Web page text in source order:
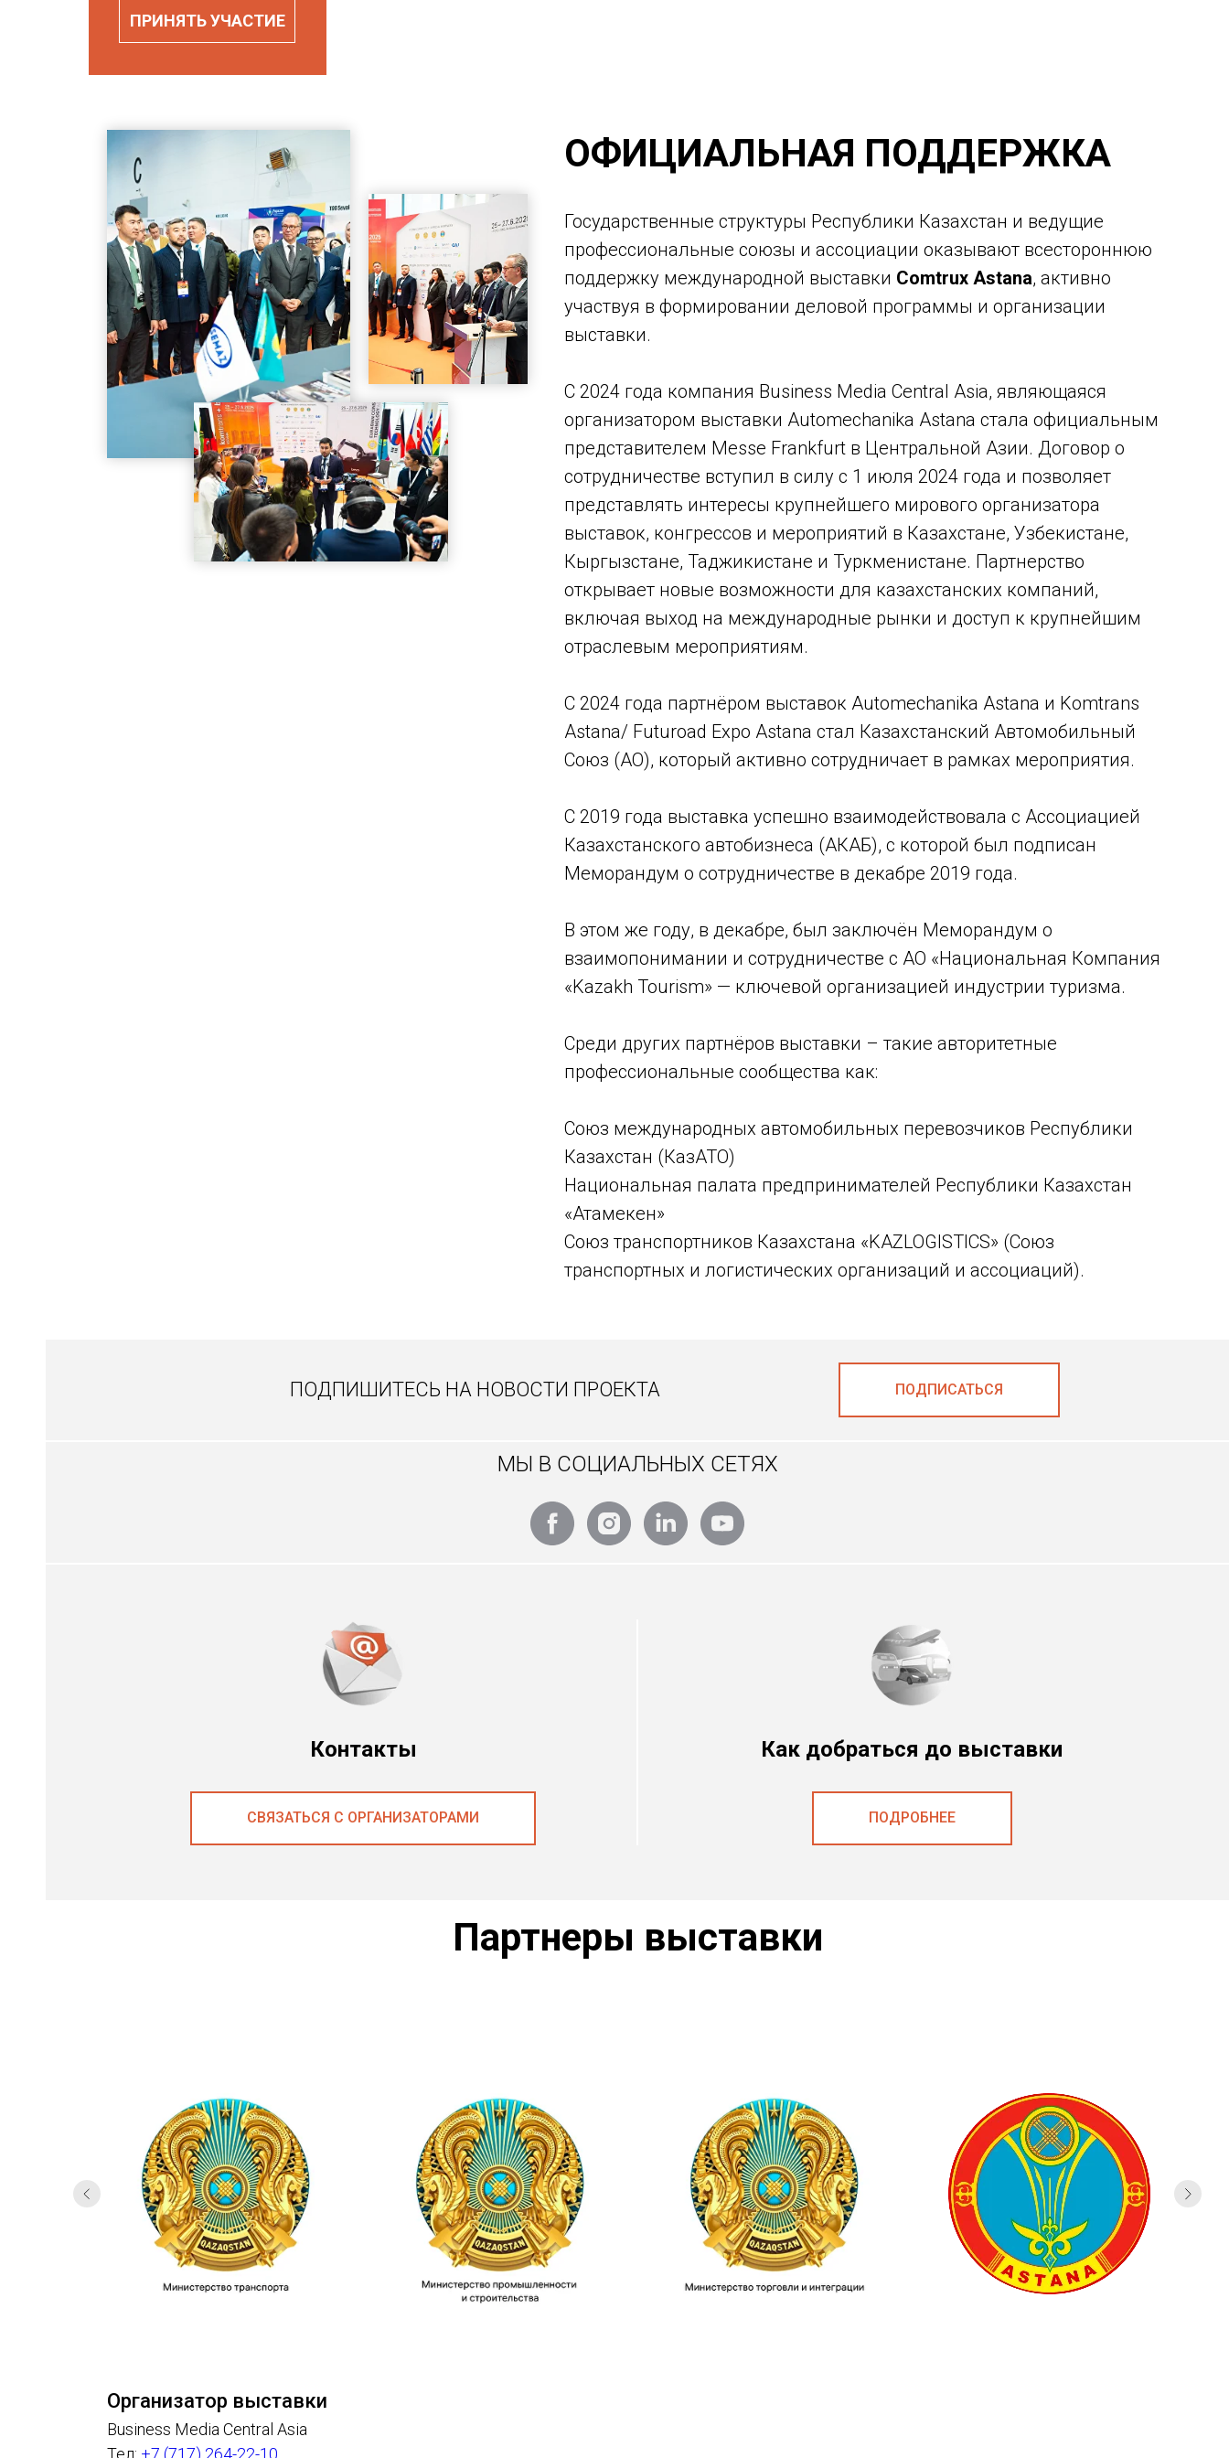
ПРИНЯТЬ УЧАСТИЕ
ОФИЦИАЛЬНАЯ ПОДДЕРЖКА
Государственные структуры Республики Казахстан и ведущие
профессиональные союзы и ассоциации оказывают всестороннюю
поддержку международной выставки Comtrux Astana, активно
участвуя в формировании деловой программы и организации
выставки.
С 2024 года компания Business Media Central Asia, являющаяся
организатором выставки Automechanika Astana стала официальным
представителем Messe Frankfurt в Центральной Азии. Договор о
сотрудничестве вступил в силу с 1 июля 2024 года и позволяет
представлять интересы крупнейшего мирового организатора
выставок, конгрессов и мероприятий в Казахстане, Узбекистане,
Кыргызстане, Таджикистане и Туркменистане. Партнерство
открывает новые возможности для казахстанских компаний,
включая выход на международные рынки и доступ к крупнейшим
отраслевым мероприятиям.
С 2024 года партнёром выставок Automechanika Astana и Komtrans
Astana/ Futuroad Expo Astana стал Казахстанский Автомобильный
Союз (ҚАО), который активно сотрудничает в рамках мероприятия.
С 2019 года выставка успешно взаимодействовала с Ассоциацией
Казахстанского автобизнеса (АКАБ), с которой был подписан
Меморандум о сотрудничестве в декабре 2019 года.
В этом же году, в декабре, был заключён Меморандум о
взаимопонимании и сотрудничестве с АО «Национальная Компания
«Kazakh Tourism» — ключевой организацией индустрии туризма.
Среди других партнёров выставки – такие авторитетные
профессиональные сообщества как:
Союз международных автомобильных перевозчиков Республики
Казахстан (КазАТО)
Национальная палата предпринимателей Республики Казахстан
«Атамекен»
Союз транспортников Казахстана «KAZLOGISTICS» (Союз
транспортных и логистических организаций и ассоциаций).
ПОДПИШИТЕСЬ НА НОВОСТИ ПРОЕКТА ПОДПИСАТЬСЯ
МЫ В СОЦИАЛЬНЫХ СЕТЯХ
Контакты
СВЯЗАТЬСЯ С ОРГАНИЗАТОРАМИ
Как добраться до выставки
ПОДРОБНЕЕ
Партнеры выставки
Организатор выставки
Business Media Central Asia
Тел: +7 (717) 264-22-10